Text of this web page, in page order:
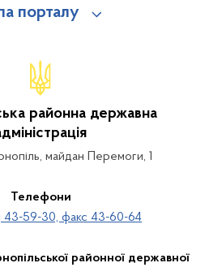
порталу
районна державна
майдан Перемоги, 1
Телефони
43-59-30, факс 43-60-64
районної державної